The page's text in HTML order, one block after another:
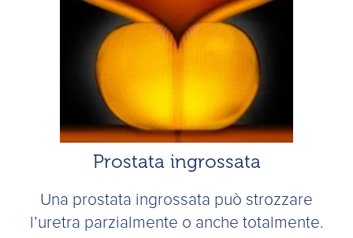
Prostata ingrossata
Una prostata ingrossata può strozzare
l’uretra parzialmente o anche totalmente.